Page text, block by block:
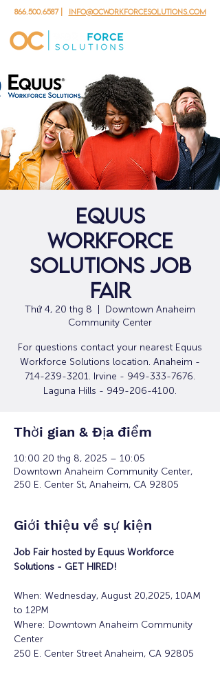
866.500.6587| info@ocworkforcesolutions.com
Equus
Workforce
Solutions Job
Fair
Thứ 4, 20 thg 8
Downtown Anaheim
Community Center
For questions contact your nearest Equus
Workforce Solutions location. Anaheim -
714-239-3201. Irvine - 949-333-7676.
Laguna Hills - 949-206-4100.
Thời gian & Địa điểm
10:00 20 thg 8, 2025 – 10:05
Downtown Anaheim Community Center,
250 E. Center St, Anaheim, CA 92805
Giới thiệu về sự kiện
Job Fair hosted by Equus Workforce
Solutions - GET HIRED!
When: Wednesday, August 20,2025, 10AM
to 12PM
Where: Downtown Anaheim Community
Center
250 E. Center Street Anaheim, CA 92805